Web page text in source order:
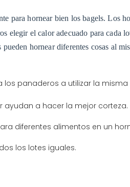
para hornear bien los bagels. Los
elegir el calor adecuado para
hornear diferentes cosas al
los panaderos a utilizar la
ayudan a hacer la mejor corteza.
diferentes alimentos en un
los lotes iguales.